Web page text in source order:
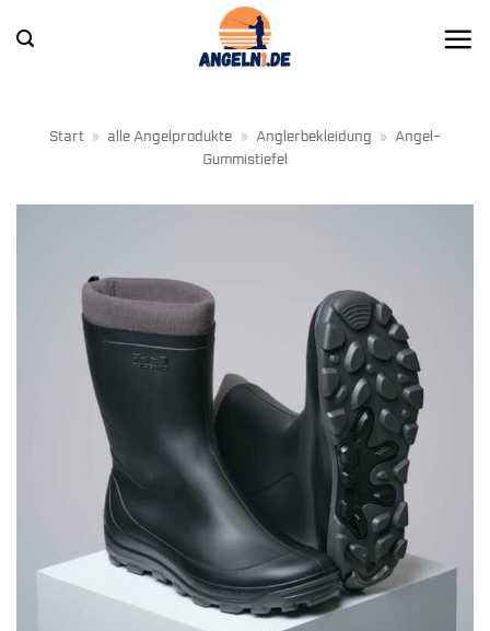
Inhalt
Start » alle Angelprodukte » Anglerbekleidung » Angel-
Gummistiefel